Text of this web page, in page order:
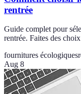
rentrée
Guide complet pour
rentrée. Faites des
fournitures écologiques
Aug 8